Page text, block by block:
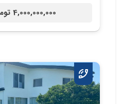
4,000,000,000 تومان /